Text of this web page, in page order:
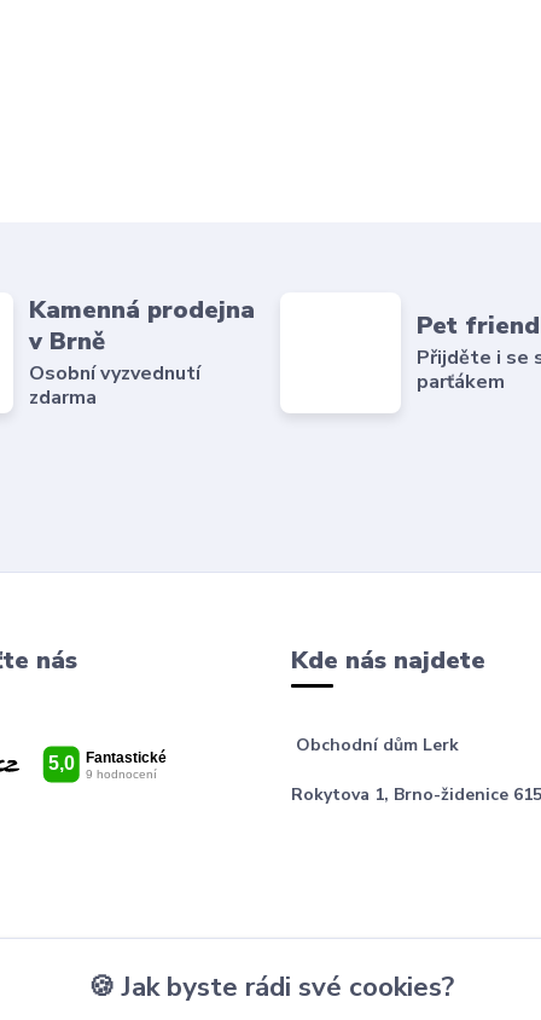
Kamenná prodejna
v Brně
Osobní vyzvednutí
zdarma
Pet
Přijděte i se
parťákem
nás Kde nás najdete
Obchodní dům Lerk
Rokytova 1, Brno-židenice
🍪 Jak byste rádi své cookies?